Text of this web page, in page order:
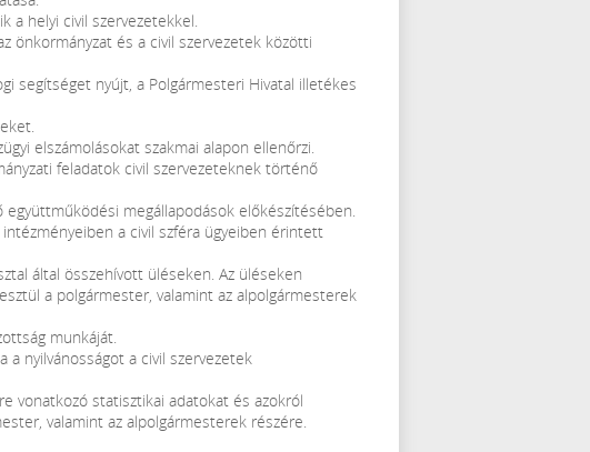
a helyi civil szervezetekkel.
önkormányzat és a civil szervezetek közötti
segítséget nyújt, a Polgármesteri Hivatal illetékes
elszámolásokat szakmai alapon ellenőrzi.
feladatok civil szervezeteknek történő
megállapodások előkészítésében.
a civil szféra ügyeiben érintett
által összehívott üléseken. Az üléseken
a polgármester, valamint az alpolgármesterek
munkáját.
a nyilvánosságot a civil szervezetek
vonatkozó statisztikai adatokat és azokról
valamint az alpolgármesterek részére.